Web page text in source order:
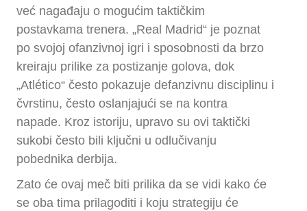
već nagađaju o mogućim taktičkim
postavkama trenera. „Real Madrid“ je poznat
po svojoj ofanzivnoj igri i sposobnosti da brzo
kreiraju prilike za postizanje golova, dok
„Atlético“ često pokazuje defanzivnu disciplinu i
čvrstinu, često oslanjajući se na kontra
napade. Kroz istoriju, upravo su ovi taktički
sukobi često bili ključni u odlučivanju
pobednika derbija.
Zato će ovaj meč biti prilika da se vidi kako će
se oba tima prilagoditi i koju strategiju će